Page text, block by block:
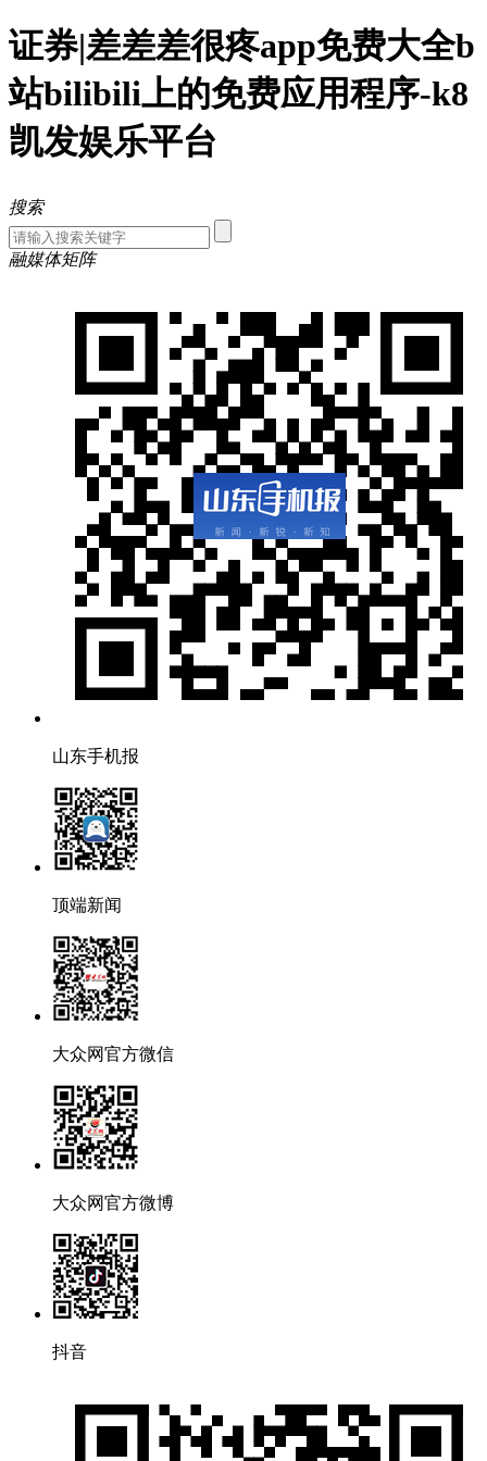
证券|差差差很疼app免费大全b
站bilibili上的免费应用程序-k8
凯发娱乐平台
搜索
融媒体矩阵
山东手机报
顶端新闻
大众网官方微信
大众网官方微博
抖音